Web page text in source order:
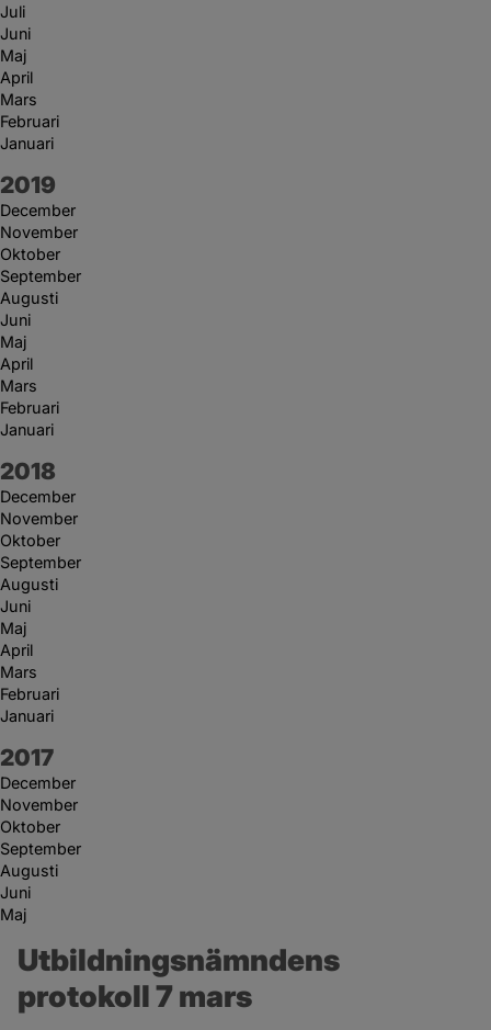
Juli
Juni
Maj
April
Mars
Februari
Januari
År:
2019
December
November
Oktober
September
Augusti
Juni
Maj
April
Mars
Februari
Januari
År:
2018
December
November
Oktober
September
Augusti
Juni
Maj
April
Mars
Februari
Januari
År:
2017
December
November
Oktober
September
Augusti
Juni
Maj
Utbildningsnämndens
protokoll 7 mars